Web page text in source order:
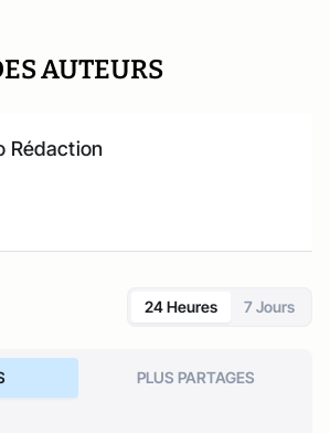
AUTEURS
Rédaction
24 Heures 7 Jours
PLUS PARTAGES